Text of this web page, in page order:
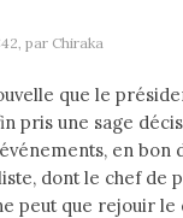
par Chiraka
que le
pris une sage
en bon
dont le chef de
peut que rejouir le